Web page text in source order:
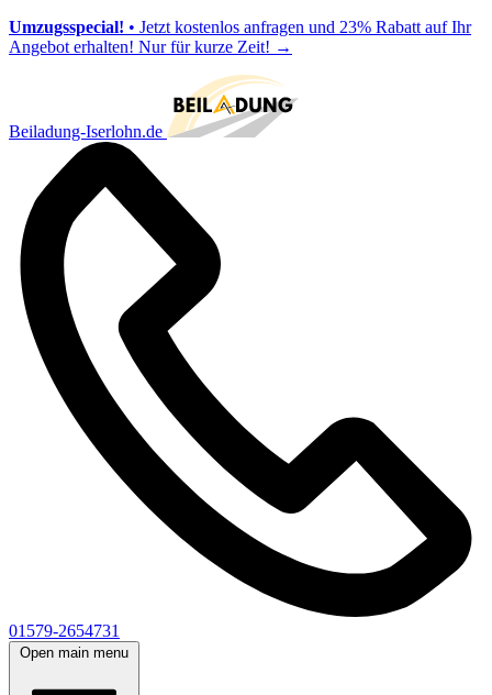
Umzugsspecial! • Jetzt kostenlos anfragen und 23% Rabatt auf Ihr
Angebot erhalten! Nur für kurze Zeit! →
Beiladung-Iserlohn.de
01579-2654731
Open main menu